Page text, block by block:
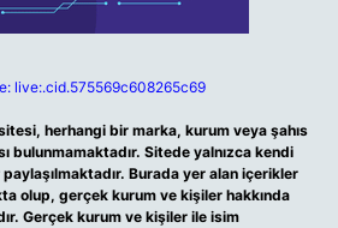
live:.cid.575569c608265c69
herhangi bir marka, kurum veya şahıs
bulunmamaktadır. Sitede yalnızca kendi
paylaşılmaktadır. Burada yer alan içerikler
olup, gerçek kurum ve kişiler hakkında
Gerçek kurum ve kişiler ile isim